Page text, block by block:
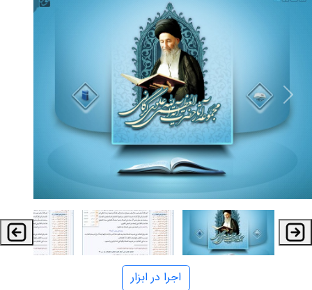
اجرا در ابزار